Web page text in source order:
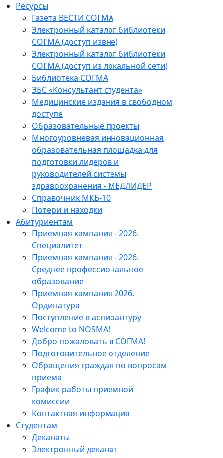
Ресурсы
Газета ВЕСТИ СОГМА
Электронный каталог библиотеки
СОГМА (доступ извне)
Электронный каталог библиотеки
СОГМА (доступ из локальной сети)
Библиотека СОГМА
ЭБС «Консультант студента»
Медицинские издания в свободном
доступе
Образовательные проекты
Многоуровневая инновационная
образовательная площадка для
подготовки лидеров и
руководителей системы
здравоохранения - МЕДЛИДЕР
Справочник МКБ-10
Потери и находки
Абитуриентам
Приемная кампания - 2026.
Специалитет
Приемная кампания - 2026.
Среднее профессиональное
образование
Приемная кампания 2026.
Ординатура
Поступление в аспирантуру
Welcome to NOSMA!
Добро пожаловать в СОГМА!
Подготовительное отделение
Обращения граждан по вопросам
приема
График работы приемной
комиссии
Контактная информация
Студентам
Деканаты
Электронный деканат